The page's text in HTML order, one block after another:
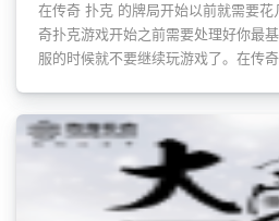
在传奇 扑克 的牌局开始以前就需要
奇扑克游戏开始之前需要处理好你最
服的时候就不要继续玩游戏了。在传